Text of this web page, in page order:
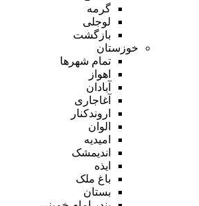
گرمه
لوجلی
بازگشت
خوزستان
تمام شهر‌ها
اهواز
آبادان
آغاجاری
اروندکنار
الوان
امیدیه
اندیمشک
ایذه
باغ ملک
بستان